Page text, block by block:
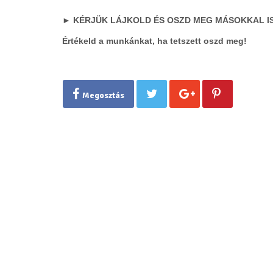
► KÉRJÜK LÁJKOLD ÉS OSZD MEG MÁSOKKAL
Értékeld a munkánkat, ha tetszett oszd meg!
Megosztás